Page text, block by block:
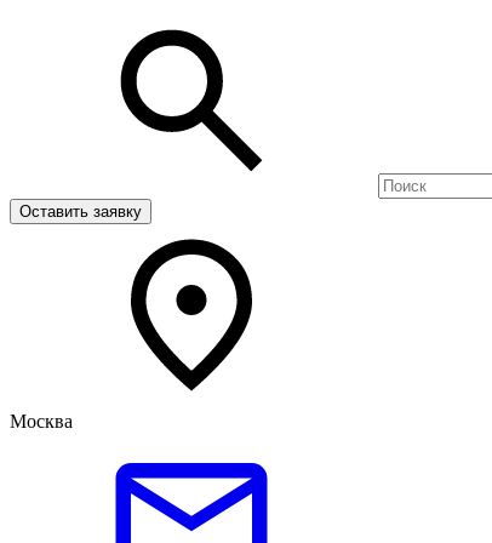
Оставить заявку
Москва